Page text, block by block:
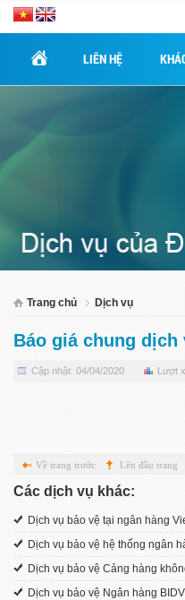
LIÊN HỆ
Trang chủ Dịch vụ
Báo giá chung
Cập nhật: 04/04/2020 Lượt
Về trang trước Lên đầu trang
Các dịch vụ khác:
Dịch vụ bảo vệ tại ngân hàng
Dịch vụ bảo vệ hệ thống ngân
Dịch vụ bảo vệ Cảng hàng
Dịch vụ bảo vệ Ngân hàng BIDV